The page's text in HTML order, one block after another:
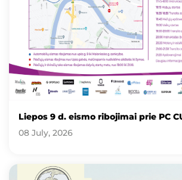
Liepos 9 d. eismo ribojimai prie PC
08 July, 2026